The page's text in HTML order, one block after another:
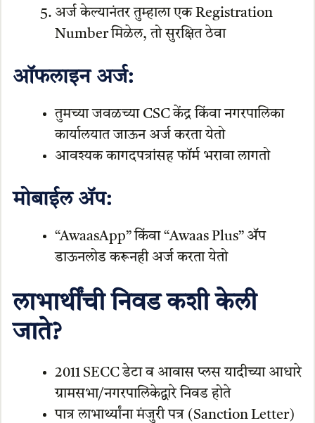
अर्ज केल्यानंतर तुम्हाला एक Registration
Number मिळेल, तो सुरक्षित ठेवा
ऑफलाइन अर्ज:
तुमच्या जवळच्या CSC केंद्र किंवा नगरपालिका
कार्यालयात जाऊन अर्ज करता येतो
आवश्यक कागदपत्रांसह फॉर्म भरावा लागतो
मोबाईल अ‍ॅप:
“AwaasApp” किंवा “Awaas Plus” अ‍ॅप
डाऊनलोड करूनही अर्ज करता येतो
लाभार्थींची निवड कशी केली
जाते?
2011 SECC डेटा व आवास प्लस यादीच्या आधारे
ग्रामसभा/नगरपालिकेद्वारे निवड होते
पात्र लाभार्थ्यांना मंजुरी पत्र (Sanction Letter)